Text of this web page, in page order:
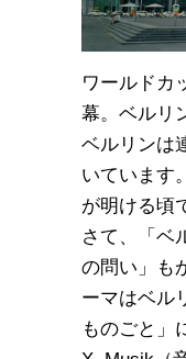
ワールドカ
幕。ベルリ
ベルリンは
いています
が明ける頃
さて、「ベ
の問い」も
ーマはベル
ものごと」